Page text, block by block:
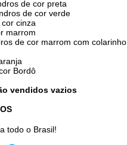
de cor preta
de cor verde
cinza
marrom
de cor marrom com colarinho
Bordô
vendidos vazios
todo o Brasil!